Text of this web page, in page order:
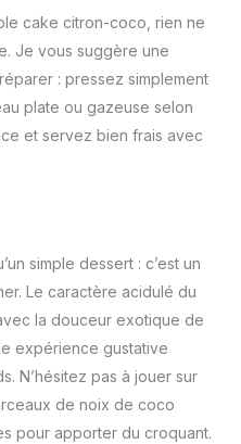
cake citron-coco, rien ne
Je vous suggère une
: pressez simplement
plate ou gazeuse selon
et servez bien frais avec
simple dessert : c’est un
Le caractère acidulé du
la douceur exotique de
expérience gustative
N’hésitez pas à jouer sur
de noix de coco
pour apporter du croquant.